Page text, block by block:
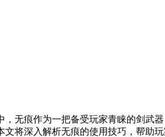
，无痕作为一把备受玩家青睐的剑武
将深入解析无痕的使用技巧，帮助